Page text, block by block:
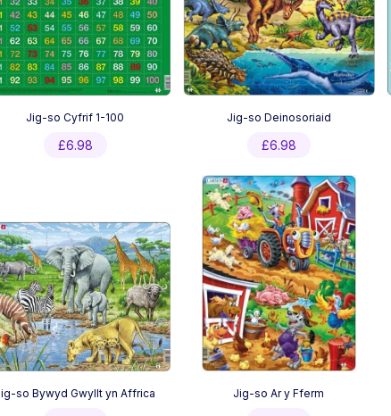
Jig-so Cyfrif 1-100
£6.98
Jig-so Deinosoriaid
£6.98
so Bywyd Gwyllt yn Affrica Jig-so Ar y Fferm